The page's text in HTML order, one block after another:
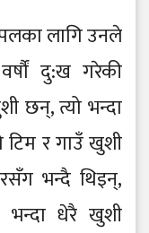
लागि उनले
दु:ख गरेकी
छन्, त्यो भन्दा
टिम र गाउँ खुशी
भन्दै थिइन्,
धेरै खुशी